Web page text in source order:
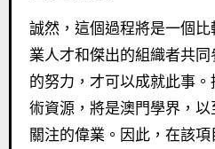
誠然，這個過程將是一個
業人才和傑出的組織者共
的努力，才可以成就此事
術資源，將是澳門學界，
關注的偉業。因此，在該